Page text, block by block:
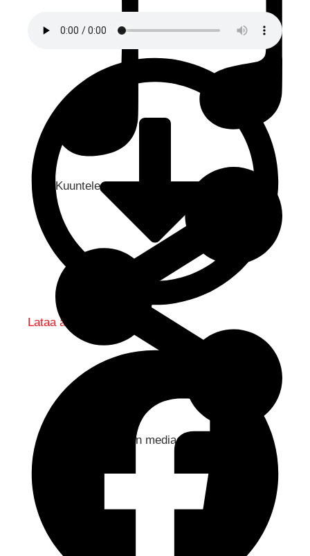
Kuuntele audio...
Lataa audio
Jaa sosiaaliseen mediaan